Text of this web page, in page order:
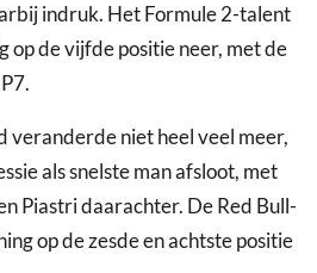
indruk. Het Formule 2-talent
op de vijfde positie neer, met de
veranderde niet heel veel meer,
als snelste man afsloot, met
Piastri daarachter. De Red Bull-
op de zesde en achtste positie